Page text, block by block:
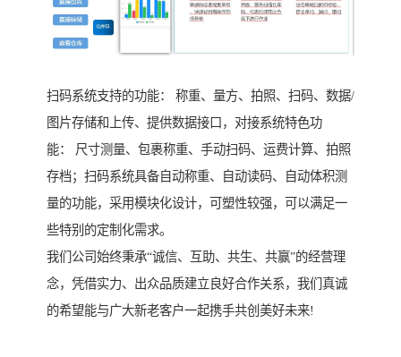
扫码系统支持的功能： 称重、量方、拍照、扫码、数据/
图片存储和上传、提供数据接口，对接系统特色功
能： 尺寸测量、包裹称重、手动扫码、运费计算、拍照
存档；扫码系统具备自动称重、自动读码、自动体积测
量的功能，采用模块化设计，可塑性较强，可以满足一
些特别的定制化需求。
我们公司始终秉承“诚信、互助、共生、共赢”的经营理
念，凭借实力、出众品质建立良好合作关系，我们真诚
的希望能与广大新老客户一起携手共创美好未来!